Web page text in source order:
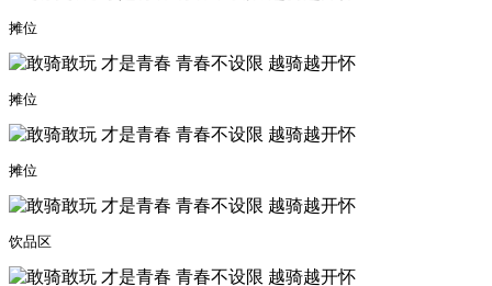
摊位
摊位
摊位
饮品区